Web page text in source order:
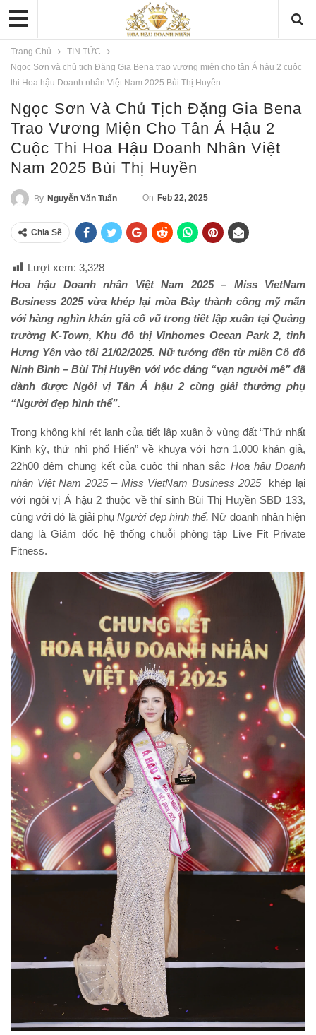
Trang Chủ
TIN TỨC
Ngọc Sơn và chủ tịch Đặng Gia Bena trao vương miện cho tân Á hậu 2 cuộc
thi Hoa hậu Doanh nhân Việt Nam 2025 Bùi Thị Huyền
Ngọc Sơn Và Chủ Tịch Đặng Gia Bena
Trao Vương Miện Cho Tân Á Hậu 2
Cuộc Thi Hoa Hậu Doanh Nhân Việt
Nam 2025 Bùi Thị Huyền
By Nguyễn Văn Tuấn On Feb 22, 2025
Chia Sẽ
Lượt xem: 3,328
Hoa hậu Doanh nhân Việt Nam 2025 – Miss VietNam
Business 2025 vừa khép lại mùa Bảy thành công mỹ mãn
với hàng nghìnkhán giả cổ vũ trong tiết lập xuân tại Quảng
trường K-Town, Khu đô thị Vinhomes Ocean Park 2, tỉnh
Hưng Yên vào tối 21/02/2025. Nữ tướng đến từ miền Cố đô
Ninh Bình – Bùi Thị Huyền với vóc dáng “vạn người mê” đã
dành được Ngôi vị Tân Á hậu 2 cùng giải thưởng phụ
“Người đẹp hình thể”.
Trong không khí rét lạnh của tiết lập xuân ở vùng đất “Thứ nhất
Kinh kỳ, thứ nhì phố Hiến” về khuya với hơn 1.000 khán giả,
22h00 đêm chung kết của cuộc thi nhan sắc Hoa hậu Doanh
nhân Việt Nam 2025– Miss VietNam Business 2025
khép lại
với ngôi vị Á hậu 2 thuộc về thí sinh Bùi Thị Huyền SBD 133,
cùng với đó là giải phụNgười đẹp hình thể. Nữ doanh nhân hiện
đang là Giám đốc hệ thống chuỗi phòng tập Live Fit Private
Fitness.